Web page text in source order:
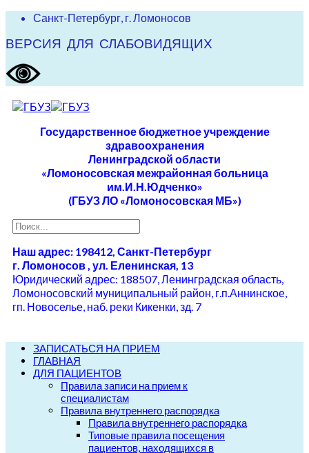
Санкт-Петербург, г. Ломоносов
ВЕРСИЯ ДЛЯ СЛАБОВИДЯЩИХ
Государственное бюджетное учреждение
здравоохранения
Ленинградской области
«Ломоносовская межрайонная больница
им.И.Н.Юдченко»
(ГБУЗ ЛО «Ломоносовская МБ»)
Наш адрес: 198412, Санкт-Петербург
г. Ломоносов , ул. Еленинская, 13
Юридический адрес: 188507, Ленинградская область,
Ломоносовский муниципальный район, г.п.Аннинское,
гп. Новоселье, наб. реки Кикенки, зд. 7
ЗАПИСАТЬСЯ НА ПРИЕМ
ГЛАВНАЯ
ДЛЯ ПАЦИЕНТОВ
Правила записи на прием к
специалистам
Правила внутреннего распорядка
Правила внутреннего распорядка
Типовые правила посещения
пациентов, находящихся в